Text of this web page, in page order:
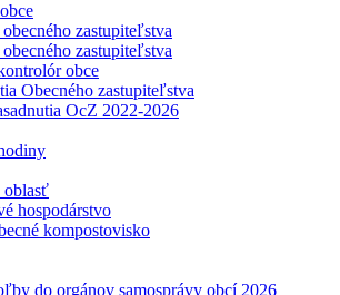
zastupiteľstva
zastupiteľstva
obce
Obecného zastupiteľstva
OcZ 2022-2026
oblasť
hospodárstvo
kompostovisko
do orgánov samosprávy obcí 2026